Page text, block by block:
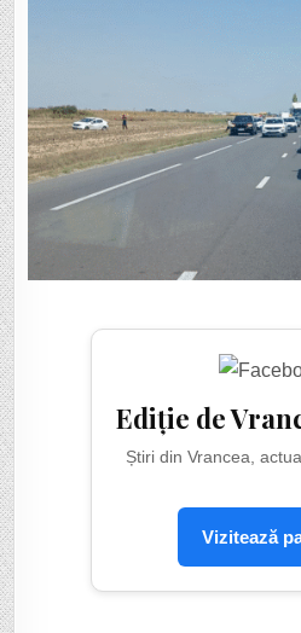
Ediție de
Știri din Vrancea,
Vizitează